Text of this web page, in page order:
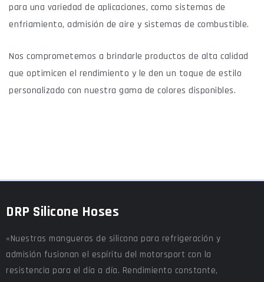
para una variedad de aplicaciones, como sistemas de
enfriamiento, admisión de aire y sistemas de combustible.
Nos comprometemos a brindarle productos de alta calidad
que optimicen el rendimiento y le den un toque de estilo
personalizado con nuestra gama de colores disponibles.
DRP Silicone Hoses
«Nuestras mangueras de silicona para refrigeración y
admisión fusionan el espíritu del motorsport con la
resistencia para el día a día. Rendimiento constante,